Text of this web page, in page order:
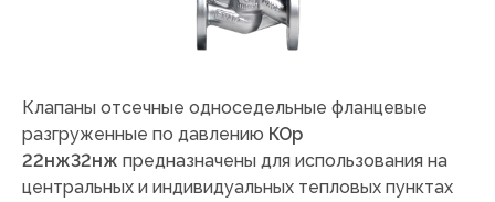
Клапаны отсечные односедельные фланцевые
разгруженные по давлению КОр
22нж32нж предназначены для использования на
центральных и индивидуальных тепловых пунктах